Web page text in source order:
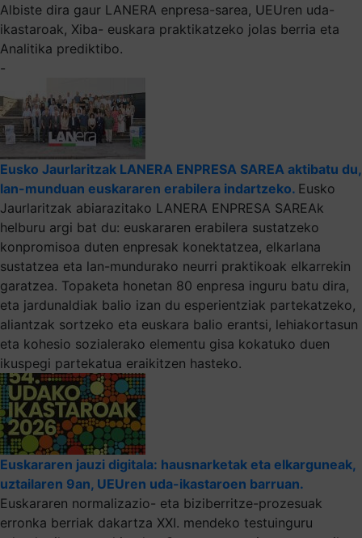
Albiste dira gaur LANERA enpresa-sarea, UEUren uda-
ikastaroak, Xiba- euskara praktikatzeko jolas berria eta
Analitika prediktibo.
-
Eusko Jaurlaritzak LANERA ENPRESA SAREA aktibatu du,
lan-munduan euskararen erabilera indartzeko. Eusko
Jaurlaritzak abiarazitako LANERA ENPRESA SAREAk
helburu argi bat du: euskararen erabilera sustatzeko
konpromisoa duten enpresak konektatzea, elkarlana
sustatzea eta lan-mundurako neurri praktikoak elkarrekin
garatzea. Topaketa honetan 80 enpresa inguru batu dira,
eta jardunaldiak balio izan du esperientziak partekatzeko,
aliantzak sortzeko eta euskara balio erantsi, lehiakortasun
eta kohesio sozialerako elementu gisa kokatuko duen
ikuspegi partekatua eraikitzen hasteko.
Euskararen jauzi digitala: hausnarketak eta elkarguneak,
uztailaren 9an, UEUren uda-ikastaroen barruan.
Euskararen normalizazio- eta biziberritze-prozesuak
erronka berriak dakartza XXI. mendeko testuinguru